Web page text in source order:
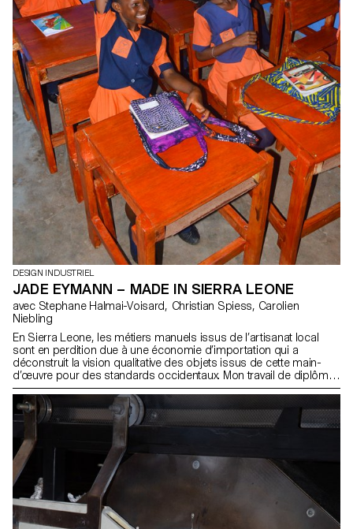
DESIGN INDUSTRIEL
JADE EYMANN – MADE IN SIERRA LEONE
avec Stephane Halmai-Voisard, Christian Spiess, Carolien
Niebling
En Sierra Leone, les métiers manuels issus de l’artisanat local
sont en perdition due à une économie d’importation qui a
déconstruit la vision qualitative des objets issus de cette main-
d’œuvre pour des standards occidentaux. Mon travail de diplôme
consiste en l’organisation d’ateliers créatifs pour les enfants d’une
école située dans un quartier économiquement et
géographiquement vulnérable. Ma recherche s’est portée sur
l’ébénisterie, la confection sur mesure et l’impression textile. Le
projet s’est déroulé en deux temps : un travail de design local en
collaboration avec les artisans concernés, puis trois ateliers
permettant aux enfants de découvrir des métiers manuels tout en
développant leur créativité afin de réaliser des objets utilisables
dans l’enceinte de l’école.